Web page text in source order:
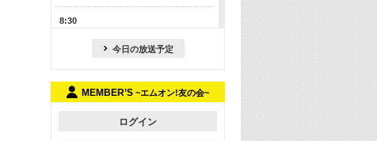
8:30
M-ON! カラオケカウントダウン 50
Official髭男dism特集
今日の放送予定
MEMBER’S ~エムオン!友の会~
ログイン